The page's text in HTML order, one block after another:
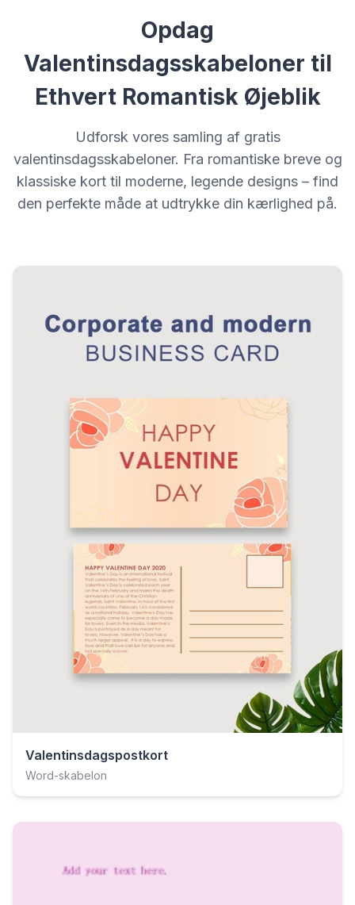
Opdag
Valentinsdagsskabeloner til
Ethvert Romantisk Øjeblik
Udforsk vores samling af gratis
valentinsdagsskabeloner. Fra romantiske breve og
klassiske kort til moderne, legende designs – find
den perfekte måde at udtrykke din kærlighed på.
Valentinsdagspostkort
Word-skabelon